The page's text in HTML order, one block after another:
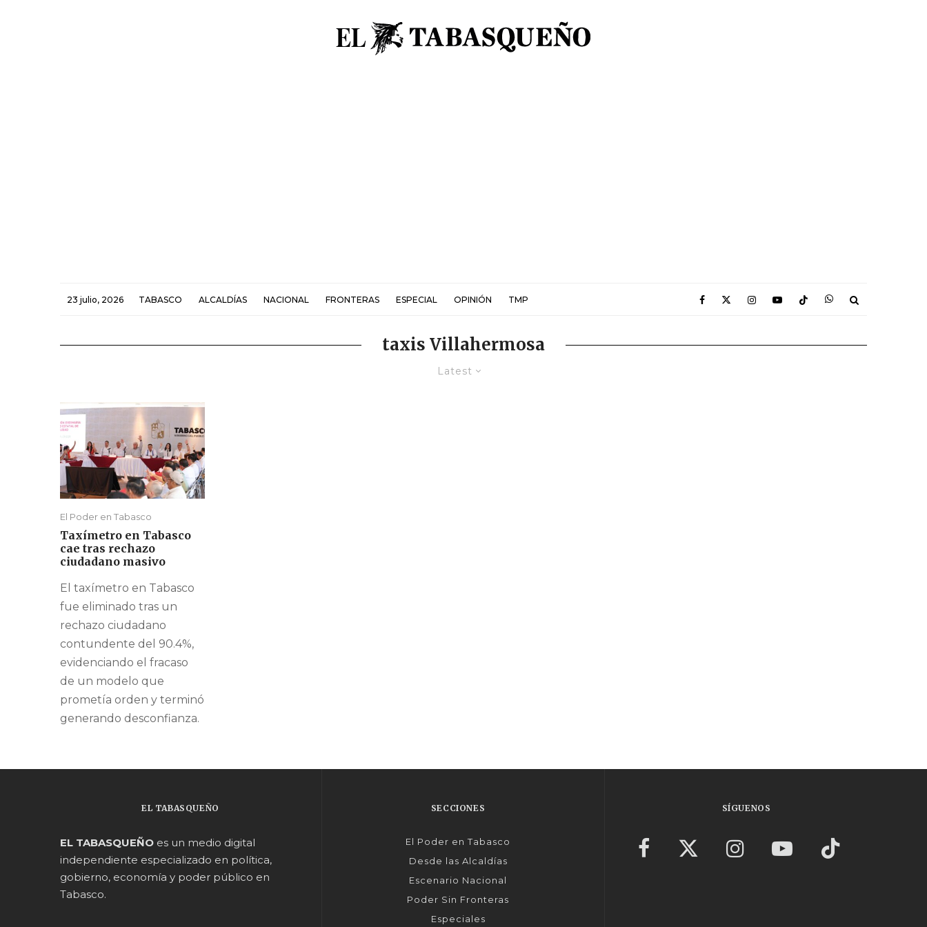
23 julio, 2026 TABASCO ALCALDÍAS NACIONAL FRONTERAS ESPECIAL OPINIÓN TMP
taxis Villahermosa
Latest
El Poder en Tabasco
Taxímetro en Tabasco
cae tras rechazo
ciudadano masivo
El taxímetro en Tabasco
fue eliminado tras un
rechazo ciudadano
contundente del 90.4%,
evidenciando el fracaso
de un modelo que
prometía orden y terminó
generando desconfianza.
EL TABASQUEÑO
EL TABASQUEÑO es un medio digital
independiente especializado en política,
gobierno, economía y poder público en
Tabasco.
SECCIONES
El Poder en Tabasco
Desde las Alcaldías
Escenario Nacional
Poder Sin Fronteras
Especiales
SÍGUENOS